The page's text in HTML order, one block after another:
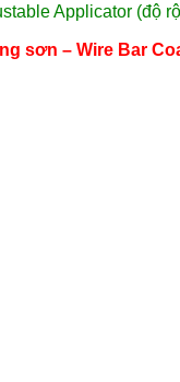
Applicator (độ
sơn – Wire Bar